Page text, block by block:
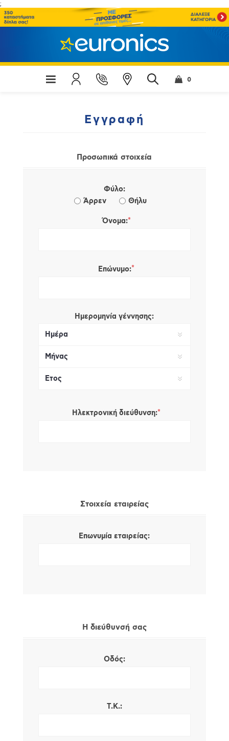
;
0
Εγγραφή
Προσωπικά στοιχεία
Φύλο:
Άρρεν
Θήλυ
Όνομα:*
Επώνυμο:*
Ημερομηνία γέννησης:
Ηλεκτρονική διεύθυνση:*
Στοιχεία εταιρείας
Επωνυμία εταιρείας:
Η διεύθυνσή σας
Οδός:
Τ.Κ.: